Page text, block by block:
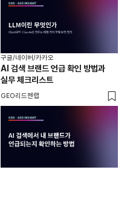
구글/네이버/카카오
AI 검색 브랜드 언급 확인 방법과
실무 체크리스트
GEO리드젠랩